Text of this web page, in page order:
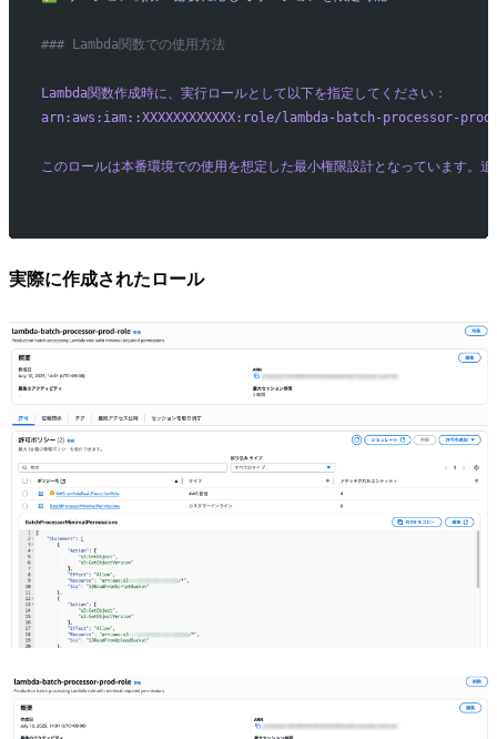
### Lambda関数での使用方法
Lambda関数作成時に、実行ロールとして以下を指定してください：
arn:aws:iam::XXXXXXXXXXXX:role/lambda-batch-processor-
このロールは本番環境での使用を想定した最小権限設計となっています。
実際に作成されたロール